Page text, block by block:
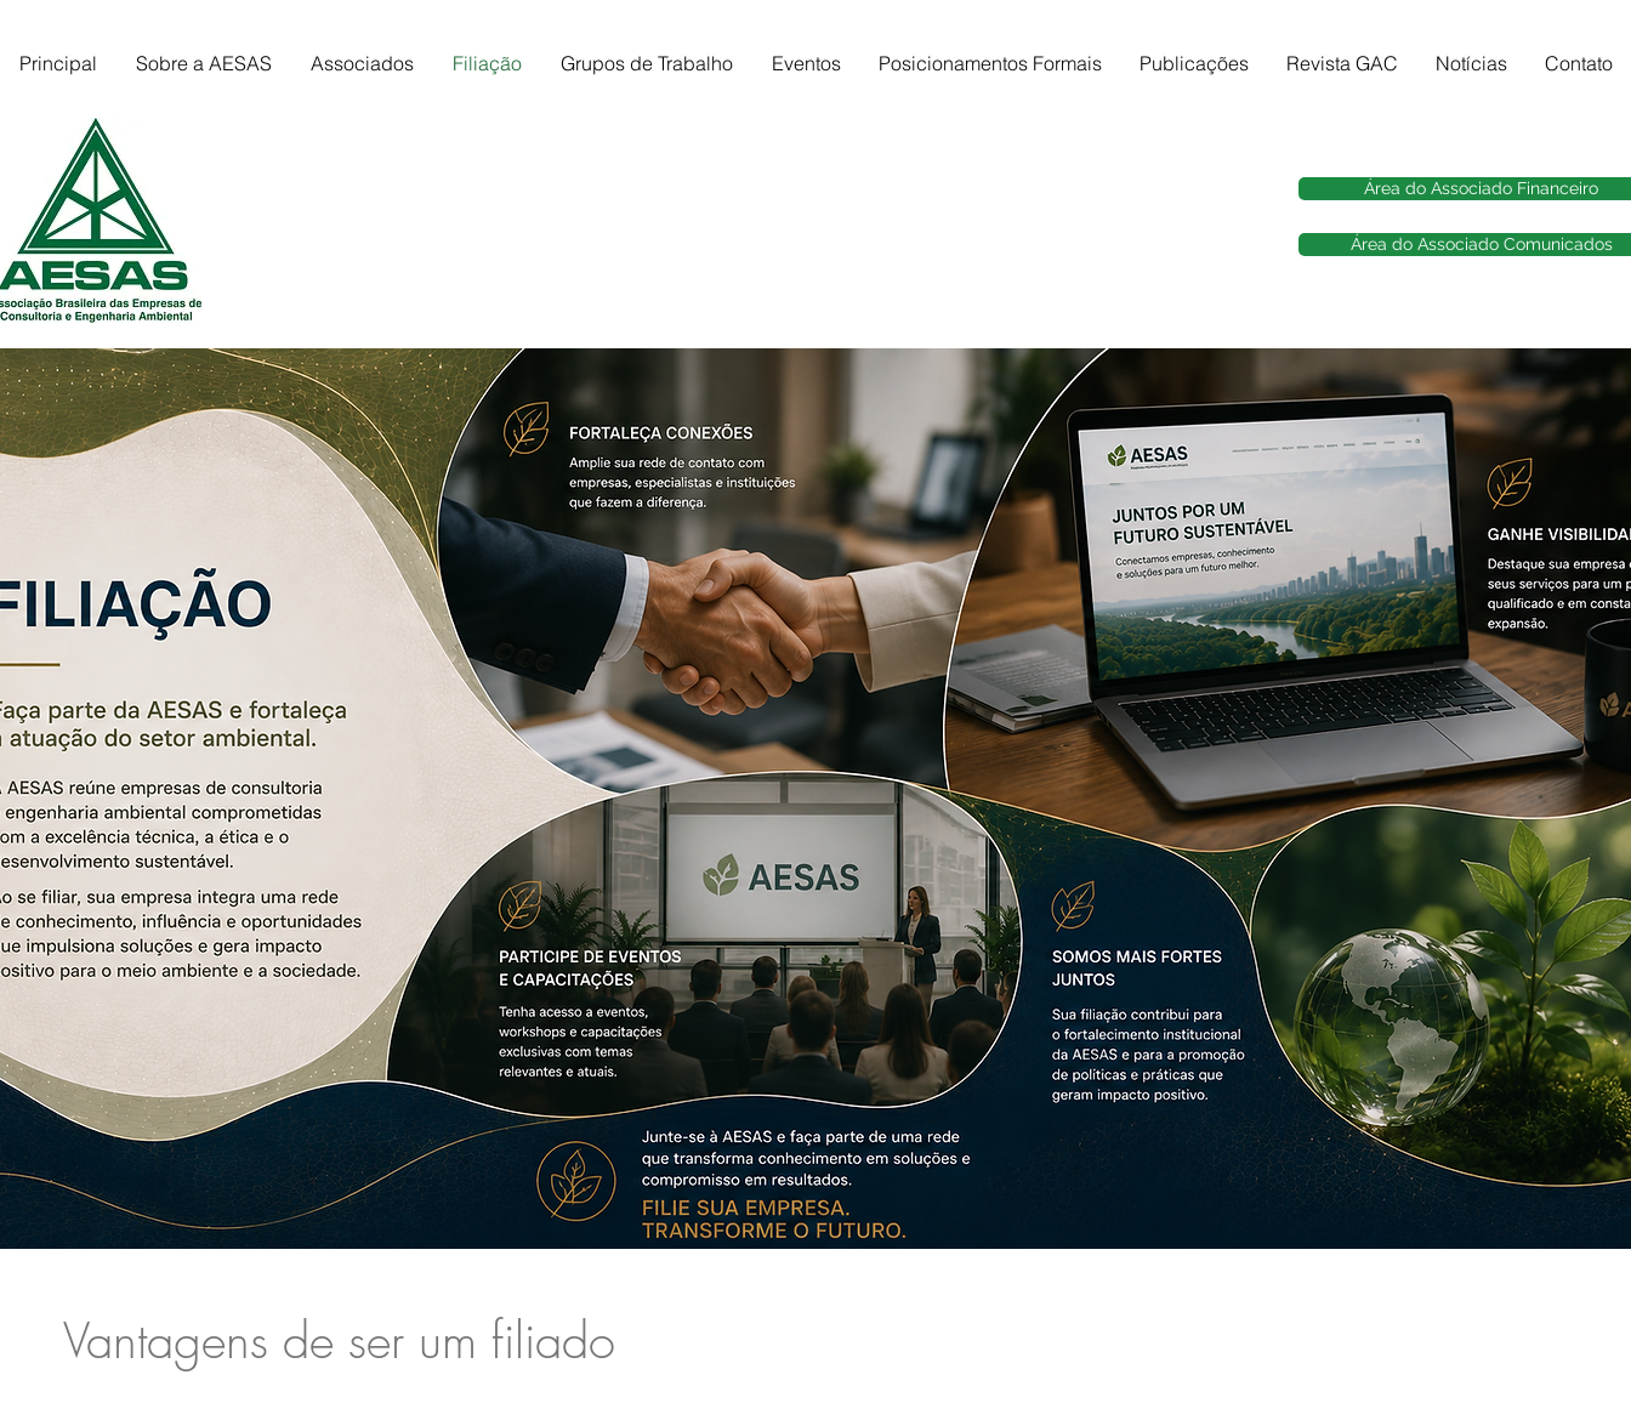
Principal Sobre a AESAS Associados Filiação Grupos de Trabalho Eventos Posicionamentos Formais Publicações Revista GAC Notícias Contato
Área do Associado Financeiro
Área do Associado Comunicados
Vantagens de ser um filiado